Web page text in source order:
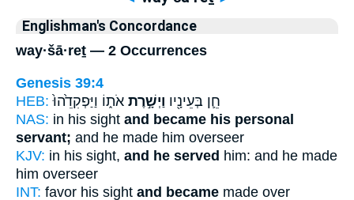
Englishman's Concordance
way·šā·reṯ — 2 Occurrences
Genesis 39:4
HEB:
חֵ֛ן בְּעֵינָ֖יו וַיְשָׁ֣רֶת אֹת֑וֹ וַיַּפְקִדֵ֙הוּ֙
NAS: in his sight and became his personal
servant; and he made him overseer
KJV: in his sight, and he served him: and he made
him overseer
INT: favor his sight and became made over